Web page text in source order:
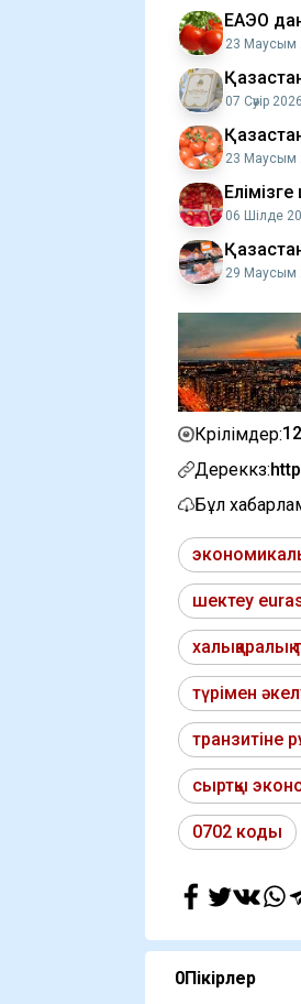
ЕАЭО
23 Маусым
07 Сәуір
23 Маусым
06 Шілде
29 Маусым
Көрілімдер:
Дереккөз:
Бұл
шектеу
халықаралық
түрімен
транзитіне
сыртқы
0702 коды
0Пікірлер